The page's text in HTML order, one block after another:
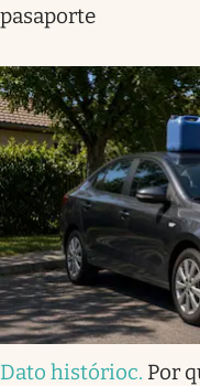
pasaporte
Dato histórioc. Por